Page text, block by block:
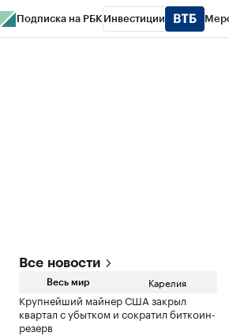
Подписка на РБК Инвестиции
Все новости
Весь мир Карелия
Крупнейший майнер США закрыл
квартал с убытком и сократил биткоин-
резерв